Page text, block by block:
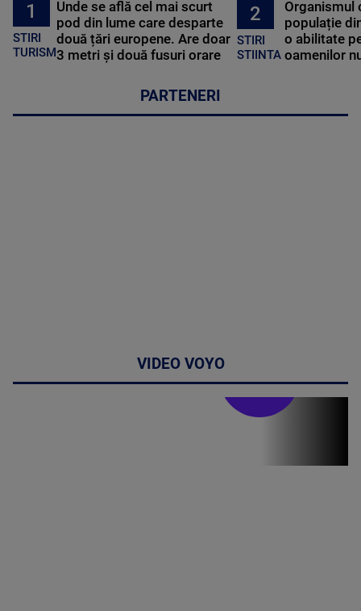
1
STIRI
TURISM
Unde se află cel mai scurt
pod din lume care desparte
două țări europene. Are doar
3 metri și două fusuri orare
2
STIRI
STIINTA
Organismul
populație
o abilitate
oamenilor
PARTENERI
VIDEO VOYO